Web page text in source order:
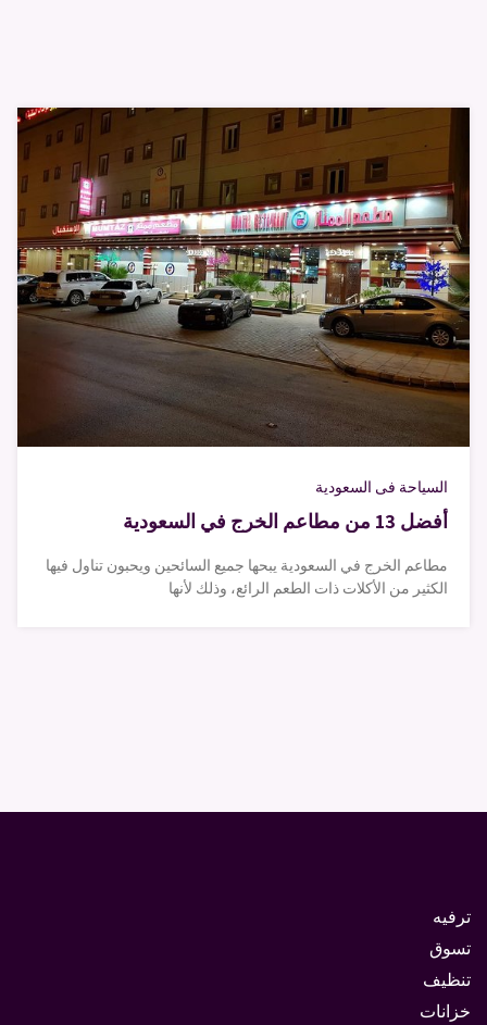
السياحة فى السعودية
أفضل 13 من مطاعم الخرج في السعودية
مطاعم الخرج في السعودية يبحها جميع السائحين ويحبون تناول فيها
الكثير من الأكلات ذات الطعم الرائع، وذلك لأنها
ترفيه
تسوق
تنظيف
خزانات